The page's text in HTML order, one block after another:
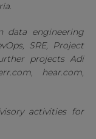
data engineering
SRE, Project
projects Adi
hear.com,
activities for